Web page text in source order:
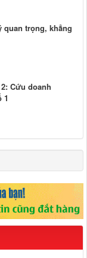
quan trọng, khẳng
Cứu doanh
1